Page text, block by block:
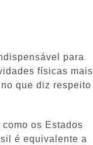
para
físicas mais
que diz respeito
os Estados
é equivalente a